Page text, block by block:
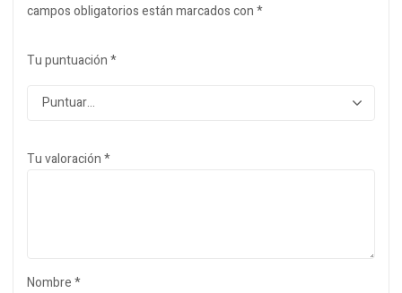
campos obligatorios están marcados con*
Tu puntuación*
Tu valoración*
Nombre*